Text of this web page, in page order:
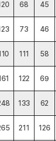
68 45
73 46
111 58
122 69
133 62
211 126